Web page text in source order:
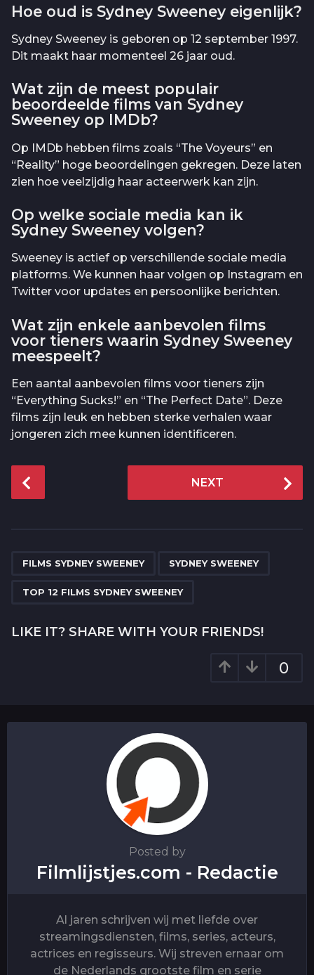
Hoe oud is Sydney Sweeney eigenlijk?
Sydney Sweeney is geboren op 12 september 1997.
Dit maakt haar momenteel 26 jaar oud.
Wat zijn de meest populair
beoordeelde films van Sydney
Sweeney op IMDb?
Op IMDb hebben films zoals “The Voyeurs” en
“Reality” hoge beoordelingen gekregen. Deze laten
zien hoe veelzijdig haar acteerwerk kan zijn.
Op welke sociale media kan ik
Sydney Sweeney volgen?
Sweeney is actief op verschillende sociale media
platforms. We kunnen haar volgen op Instagram en
Twitter voor updates en persoonlijke berichten.
Wat zijn enkele aanbevolen films
voor tieners waarin Sydney Sweeney
meespeelt?
Een aantal aanbevolen films voor tieners zijn
“Everything Sucks!” en “The Perfect Date”. Deze
films zijn leuk en hebben sterke verhalen waar
jongeren zich mee kunnen identificeren.
o
a
NEXT
FILMS SYDNEY SWEENEY SYDNEY SWEENEY
TOP 12 FILMS SYDNEY SWEENEY
LIKE IT? SHARE WITH YOUR FRIENDS!
0
Posted by
Filmlijstjes.com - Redactie
Al jaren schrijven wij met liefde over
streamingsdiensten, films, series, acteurs,
actrices en regisseurs. Wij streven ernaar om
de Nederlands grootste film en serie